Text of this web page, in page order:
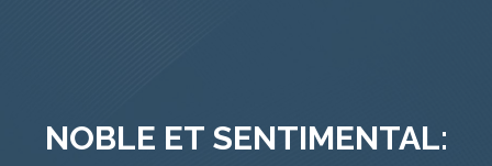
NOBLE ET SENTIMENTAL: